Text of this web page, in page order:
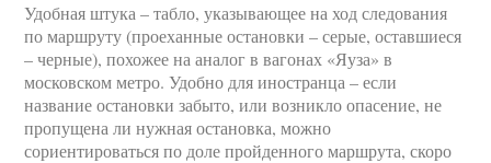
Удобная штука – табло, указывающее на ход следования
по маршруту (проеханные остановки – серые, оставшиеся
– черные), похожее на аналог в вагонах «Яуза» в
московском метро. Удобно для иностранца – если
название остановки забыто, или возникло опасение, не
пропущена ли нужная остановка, можно
сориентироваться по доле пройденного маршрута, скоро